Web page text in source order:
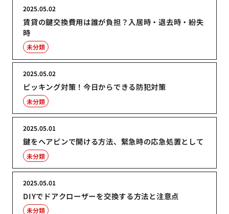
賃貸の鍵交換費用は誰が負担？入居時・退去時・紛失
時
2025.05.02
未分類
ピッキング対策！今日からできる防犯対策
2025.05.02
未分類
鍵をヘアピンで開ける方法、緊急時の応急処置として
2025.05.01
未分類
DIYでドアクローザーを交換する方法と注意点
2025.05.01
未分類